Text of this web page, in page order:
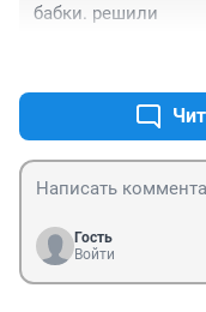
бабки. решили
Гость
Войти